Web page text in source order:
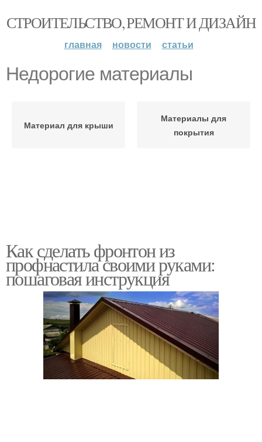
СТРОИТЕЛЬСТВО, РЕМОНТ И ДИЗАЙН
главная новости статьи
Недорогие материалы
Материал для крыши
Материалы для
покрытия
Как сделать фронтон из
профнастила своими руками:
пошаговая инструкция